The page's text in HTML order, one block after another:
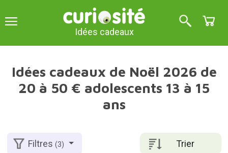
Idées cadeaux
Idées cadeaux de Noël 2026 de
20 à 50 € adolescents 13 à 15
ans
Trier
Filtres(3)